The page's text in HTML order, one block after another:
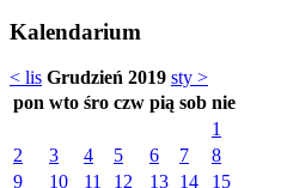
Kalendarium
< lis Grudzień 2019 sty >
pon wto śro czw pią sob nie
1
2
3 4 5 6 7
8
9
10 11 12 13 14
15